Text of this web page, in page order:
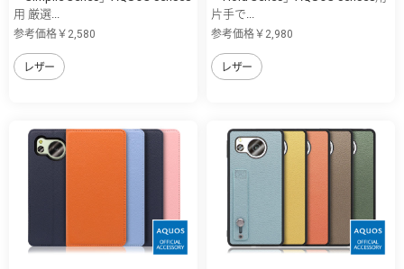
用 厳選...
参考価格￥2,580
レザー
片手で...
参考価格￥2,980
レザー